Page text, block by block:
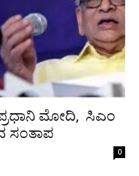
ಪ್ರಧಾನಿ ಮೋದಿ, ಸಿಎಂ
ಸಂತಾಪ
0